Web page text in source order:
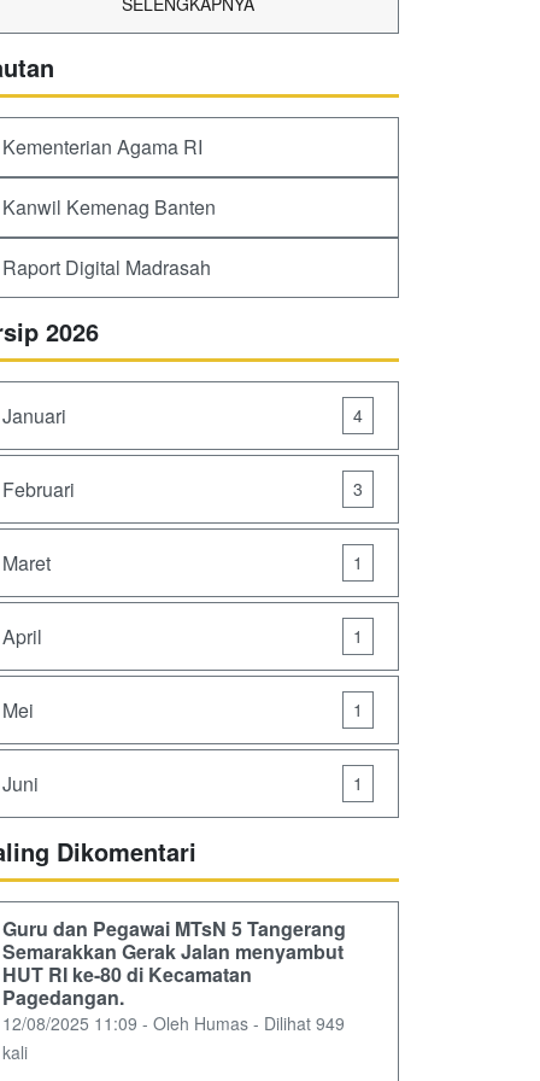
Kementerian Agama RI
Kanwil Kemenag Banten
Raport Digital Madrasah
2026
Januari 4
Februari 3
Maret 1
April 1
Mei 1
Juni 1
Dikomentari
Guru dan Pegawai MTsN 5 Tangerang
Semarakkan Gerak Jalan menyambut
HUT RI ke-80 di Kecamatan
Pagedangan.
12/08/2025 11:09 - Oleh Humas - Dilihat 949
kali